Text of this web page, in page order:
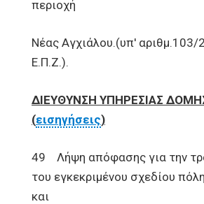
περιοχή
Νέας Αγχιάλου.(υπ'
Ε.Π.Ζ.).
ΔΙΕΥΘΥΝΣΗ ΥΠΗΡΕΣΙΑΣ
(εισηγήσεις)
49 Λήψη απόφασης για την
του εγκεκριμένου σχεδίου
και